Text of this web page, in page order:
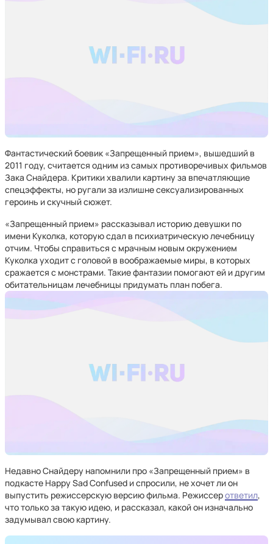
Фантастический боевик «Запрещенный прием», вышедший в
2011 году, считается одним из самых противоречивых фильмов
Зака Снайдера. Критики хвалили картину за впечатляющие
спецэффекты, но ругали за излишне сексуализированных
героинь и скучный сюжет.
«Запрещенный прием» рассказывал историю девушки по
имени Куколка, которую сдал в психиатрическую лечебницу
отчим. Чтобы справиться с мрачным новым окружением
Куколка уходит с головой в воображаемые миры, в которых
сражается с монстрами. Такие фантазии помогают ей и другим
обитательницам лечебницы придумать план побега.
Недавно Снайдеру напомнили про «Запрещенный прием» в
подкасте Happy Sad Confused и спросили, не хочет ли он
выпустить режиссерскую версию фильма. Режиссерответил,
что только за такую идею, и рассказал, какой он изначально
задумывал свою картину.